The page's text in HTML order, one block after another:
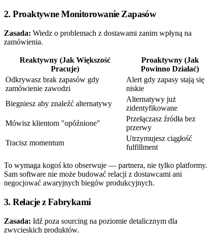
2. Proaktywne Monitorowanie Zapasów
Zasada: Wiedz o problemach z dostawami zanim wpłyną na
zamówienia.
Reaktywny (Jak Większość
Pracuje)
Proaktywny (Jak
Powinno Działać)
Odkrywasz brak zapasów gdy
zamówienie zawodzi
Alert gdy zapasy stają się
niskie
Biegniesz aby znaleźć alternatywy
Alternatywy już
zidentyfikowane
Mówisz klientom "opóźnione"
Przełączasz źródła bez
przerwy
Tracisz momentum
Utrzymujesz ciągłość
fulfillment
To wymaga kogoś kto obserwuje — partnera, nie tylko platformy.
Sam software nie może budować relacji z dostawcami ani
negocjować awaryjnych biegów produkcyjnych.
3. Relacje z Fabrykami
Zasada: Idź poza sourcing na poziomie detalicznym dla
zwycięskich produktów.